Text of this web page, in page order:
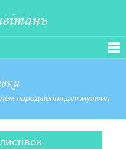
народження для мужчин